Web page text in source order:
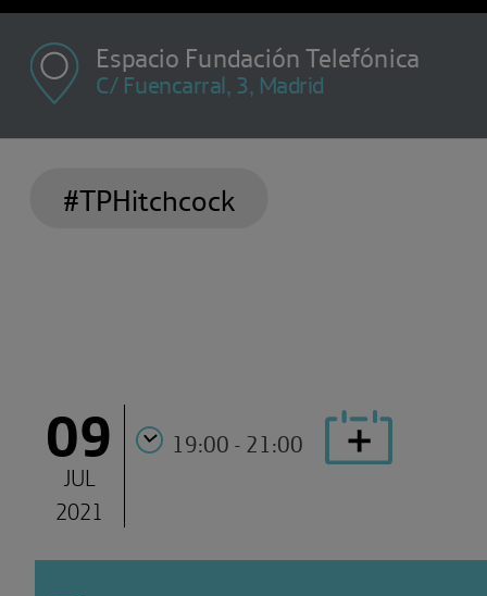
Espacio Fundación Telefónica
C/ Fuencarral, 3, Madrid
#TPHitchcock
09
JUL
2021
19:00 - 21:00